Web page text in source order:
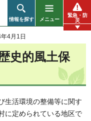
情報を探す メニュー
緊急・防
災
4月1日
史的風土保
生活環境の整備等に関す
に定められている地区で